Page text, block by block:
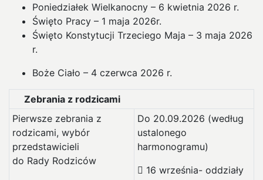
Poniedziałek Wielkanocny – 6 kwietnia 2026 r.
Święto Pracy – 1 maja 2026r.
Święto Konstytucji Trzeciego Maja – 3 maja 2026
r.
Boże Ciało – 4 czerwca 2026 r.
Zebrania z rodzicami
Pierwsze zebrania z
rodzicami, wybór
przedstawicieli
do Rady Rodziców
Do 20.09.2026 (według
ustalonego
harmonogramu)
 16 września- oddziały